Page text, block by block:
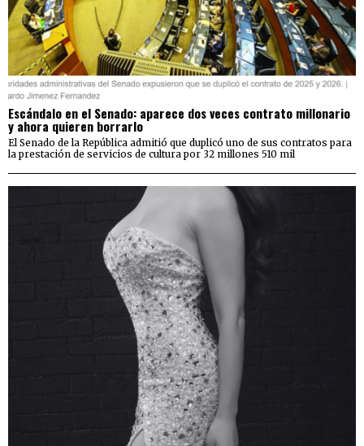
Escándalo en el Senado: aparece dos veces contrato millonario
y ahora quieren borrarlo
El Senado de la República admitió que duplicó uno de sus contratos para
la prestación de servicios de cultura por 32 millones 510 mil